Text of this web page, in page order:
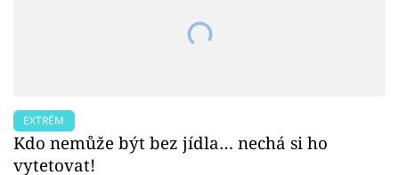
EXTRÉM
Kdo nemůže být bez jídla… nechá si ho
vytetovat!